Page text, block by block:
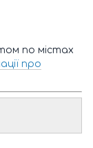
по містах
про